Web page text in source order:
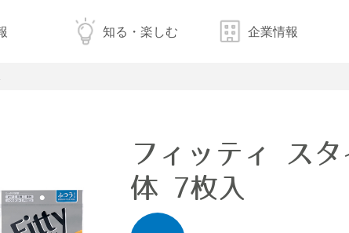
知る・楽しむ 企業情報
フィッティ ス
体 7枚入